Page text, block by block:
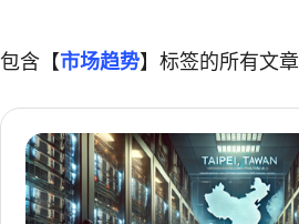
包含【市场趋势】标签的所有文章